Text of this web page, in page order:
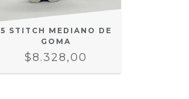
5 STITCH MEDIANO DE
GOMA
$8.328,00